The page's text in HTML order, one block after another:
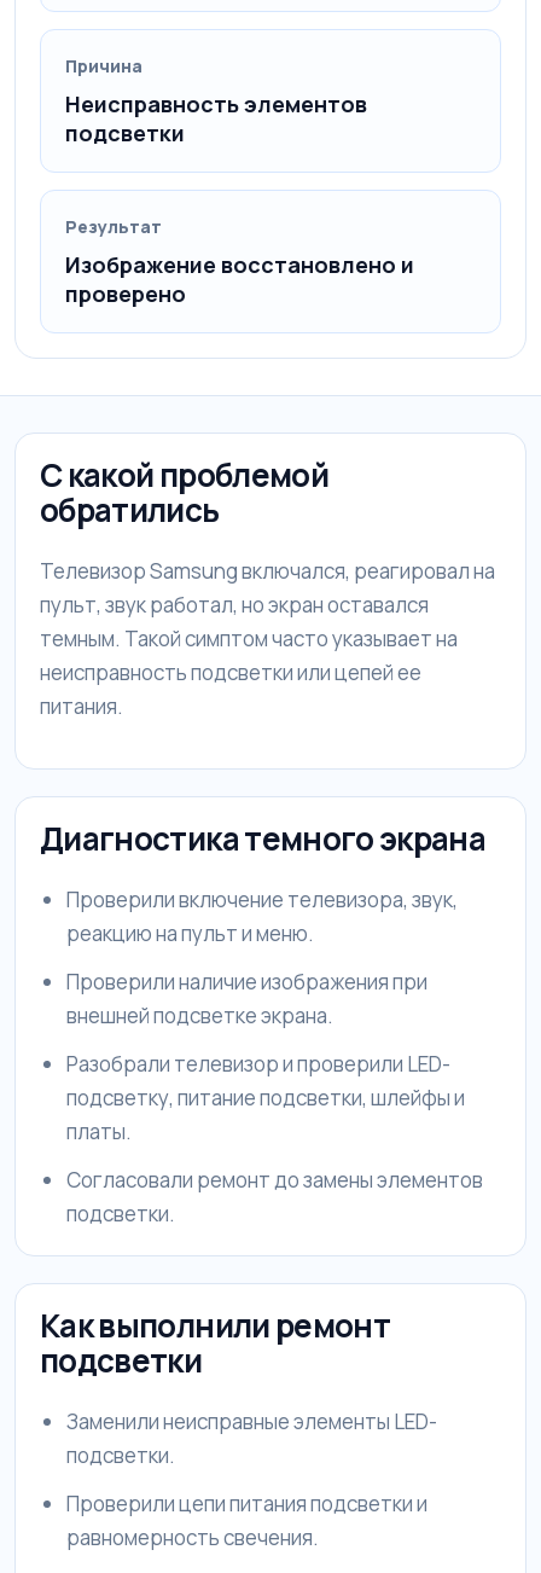
Причина
Неисправность элементов
подсветки
Результат
Изображение восстановлено и
проверено
С какой проблемой
обратились
Телевизор Samsung включался, реагировал на
пульт, звук работал, но экран оставался
темным. Такой симптом часто указывает на
неисправность подсветки или цепей ее
питания.
Диагностика темного экрана
Проверили включение телевизора, звук,
реакцию на пульт и меню.
Проверили наличие изображения при
внешней подсветке экрана.
Разобрали телевизор и проверили LED-
подсветку, питание подсветки, шлейфы и
платы.
Согласовали ремонт до замены элементов
подсветки.
Как выполнили ремонт
подсветки
Заменили неисправные элементы LED-
подсветки.
Проверили цепи питания подсветки и
равномерность свечения.